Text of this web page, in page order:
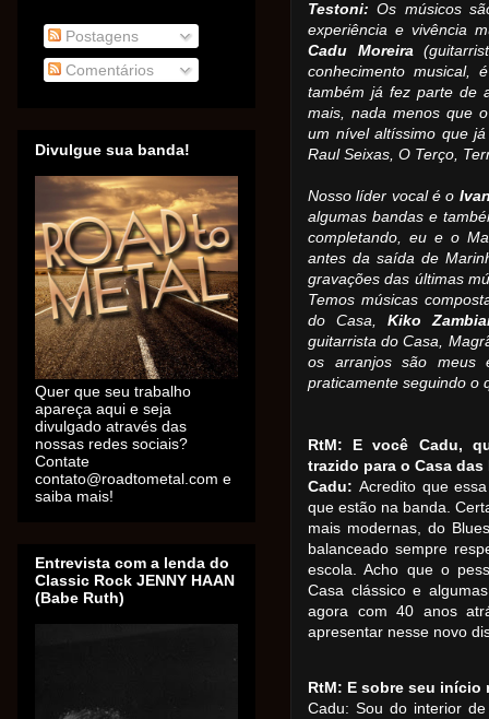
Testoni: Os músicos
experiência e vivência
Cadu Moreira
conhecimento musical,
também já fez parte de
mais, nada menos que
um nível altíssimo que
Raul Seixas, O Terço,
Nosso líder vocal é o
algumas bandas e
completando, eu e o
antes da saída de
gravações das últimas
Temos músicas
do Casa, Kiko
guitarrista do Casa,
os arranjos são meus
praticamente seguindo o
RtM: E você Cadu,
trazido para o Casa
Cadu: Acredito que
que estão na banda.
mais modernas, do
balanceado sempre
escola. Acho que o
Casa clássico e
agora com 40 anos
apresentar nesse novo
RtM: E sobre seu
Cadu: Sou do interior
Postagens
Comentários
Divulgue sua banda!
Quer que seu trabalho
apareça aqui e seja
divulgado através das
nossas redes sociais?
Contate
contato@roadtometal.com e
saiba mais!
Entrevista com a lenda do
Classic Rock JENNY HAAN
(Babe Ruth)